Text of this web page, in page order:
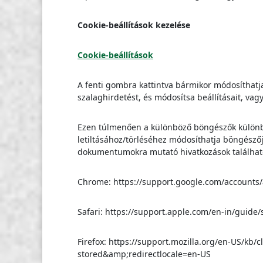
Cookie-beállítások kezelése
Cookie-beállítások
A fenti gombra kattintva bármikor
szalaghirdetést, és módosítsa beállításait,
Ezen túlmenően a különböző böngészők
letiltásához/törléséhez módosíthatja
dokumentumokra mutató hivatkozások
Chrome: https://support.google.com/
Safari: https://support.apple.com/en-in/
Firefox: https://support.mozilla.org/en-US/kb/
stored&amp;redirectlocale=en-US